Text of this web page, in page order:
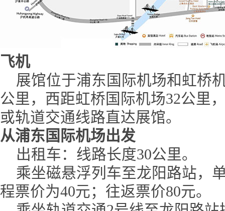
飞机
展馆位于浦东国际机场和虹桥
公里，西距虹桥国际机场32公里
或轨道交通线路直达展馆。
从浦东国际机场出发
出租车：线路长度30公里。
乘坐磁悬浮列车至龙阳路站，
程票价为40元；往返票价80元。